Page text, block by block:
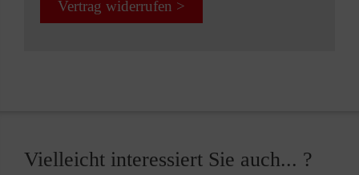
Vertrag widerrufen >
Vielleicht interessiert Sie auch... ?